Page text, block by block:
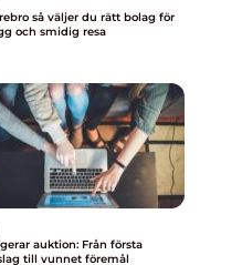
rätt bolag för
och smidig resa
auktion: Från första
till vunnet föremål